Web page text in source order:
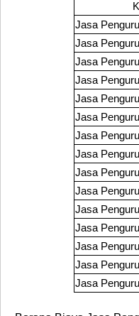
Jasa
Jasa
Jasa
Jasa
Jasa
Jasa
Jasa
Jasa
Jasa
Jasa
Jasa
Jasa
Jasa
Jasa
Jasa